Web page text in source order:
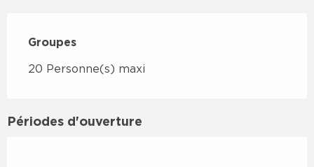
Groupes
Groupes
20 Personne(s) maxi
Périodes d'ouverture